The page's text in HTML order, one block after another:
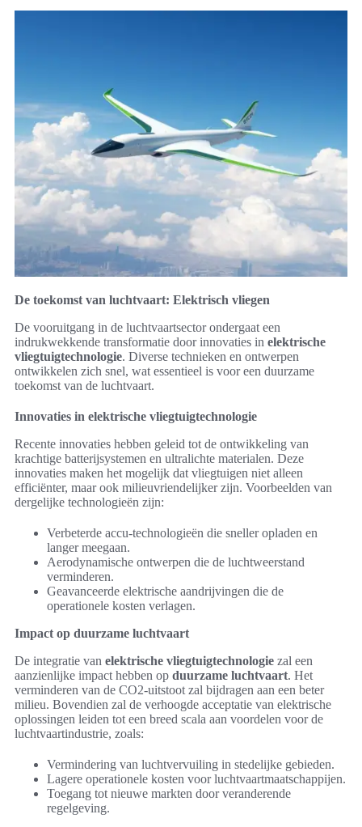
De toekomst van luchtvaart: Elektrisch vliegen
De vooruitgang in de luchtvaartsector ondergaat een
indrukwekkende transformatie door innovaties in elektrische
vliegtuigtechnologie. Diverse technieken en ontwerpen
ontwikkelen zich snel, wat essentieel is voor een duurzame
toekomst van de luchtvaart.
Innovaties in elektrische vliegtuigtechnologie
Recente innovaties hebben geleid tot de ontwikkeling van
krachtige batterijsystemen en ultralichte materialen. Deze
innovaties maken het mogelijk dat vliegtuigen niet alleen
efficiënter, maar ook milieuvriendelijker zijn. Voorbeelden van
dergelijke technologieën zijn:
Verbeterde accu-technologieën die sneller opladen en
langer meegaan.
Aerodynamische ontwerpen die de luchtweerstand
verminderen.
Geavanceerde elektrische aandrijvingen die de
operationele kosten verlagen.
Impact op duurzame luchtvaart
De integratie van elektrische vliegtuigtechnologie zal een
aanzienlijke impact hebben op duurzame luchtvaart. Het
verminderen van de CO2-uitstoot zal bijdragen aan een beter
milieu. Bovendien zal de verhoogde acceptatie van elektrische
oplossingen leiden tot een breed scala aan voordelen voor de
luchtvaartindustrie, zoals:
Vermindering van luchtvervuiling in stedelijke gebieden.
Lagere operationele kosten voor luchtvaartmaatschappijen.
Toegang tot nieuwe markten door veranderende
regelgeving.